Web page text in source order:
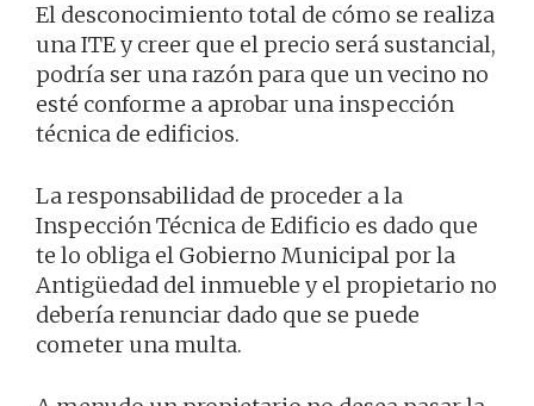
El desconocimiento total de cómo se realiza
una ITE y creer que el precio será sustancial,
podría ser una razón para que un vecino no
esté conforme a aprobar una inspección
técnica de edificios.
La responsabilidad de proceder a la
Inspección Técnica de Edificio es dado que
te lo obliga el Gobierno Municipal por la
Antigüedad del inmueble y el propietario no
debería renunciar dado que se puede
cometer una multa.